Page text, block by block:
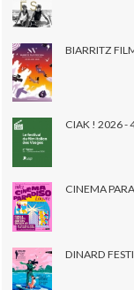
BIARRITZ
CIAK ! 2026 -
CINEMA
DINARD